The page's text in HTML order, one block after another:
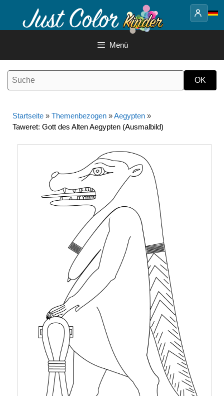
Inhalt
Menü
Startseite » Themenbezogen »Aegypten »
Taweret: Gott des Alten Aegypten (Ausmalbild)